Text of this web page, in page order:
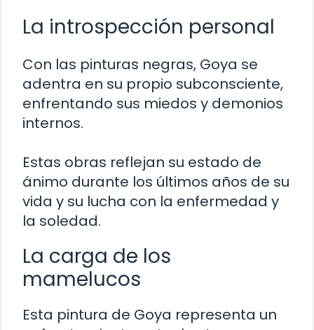
La introspección personal
Con las pinturas negras, Goya se
adentra en su propio subconsciente,
enfrentando sus miedos y demonios
internos.
Estas obras reflejan su estado de
ánimo durante los últimos años de su
vida y su lucha con la enfermedad y
la soledad.
La carga de los
mamelucos
Esta pintura de Goya representa un